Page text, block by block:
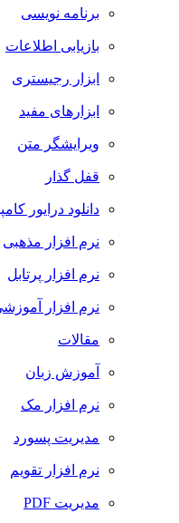
برنامه نویسی
بازیابی اطلاعات
ابزار رجیستری
ابزارهای مفید
ویرایشگر متن
قفل گذار
دانلود درایور
نرم افزار مذهبی
نرم افزار پرتابل
نرم افزار
مقالات
آموزش زبان
نرم افزار مک
مدیریت پسورد
نرم افزار تقویم
مدیریت PDF